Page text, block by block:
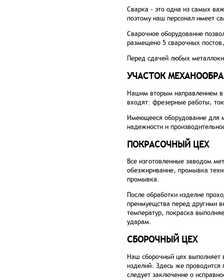
Сварка – это одна из самых
поэтому наш персонал имеет
Сварочное оборудование
размещено 5 сварочных
Перед сдачей любых
УЧАСТОК
Нашим вторым направлением в
входят: фрезерные работы,
Имеющееся оборудование для
надежности и
ПОКРАСОЧНЫЙ ЦЕХ
Все изготовленные заводом
обезжиривание, промывка
промывка.
После обработки изделие
преимуещства перед другими
температур, покраска
ударам.
СБОРОЧНЫЙ ЦЕХ
Наш сборочный цех выполняет
изделий. Здесь же проводится
следует заключение о